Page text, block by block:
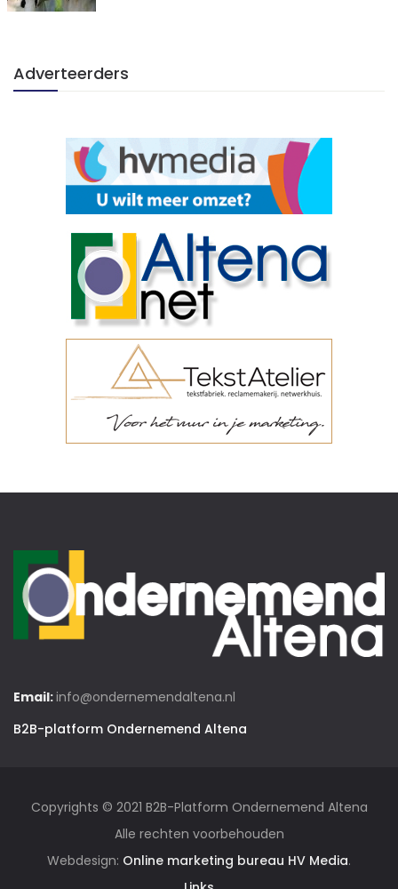
Adverteerders
Email:info@ondernemendaltena.nl
B2B-platform Ondernemend Altena
Copyrights © 2021 B2B-Platform Ondernemend Altena
Alle rechten voorbehouden
Webdesign: Online marketing bureau HV Media.